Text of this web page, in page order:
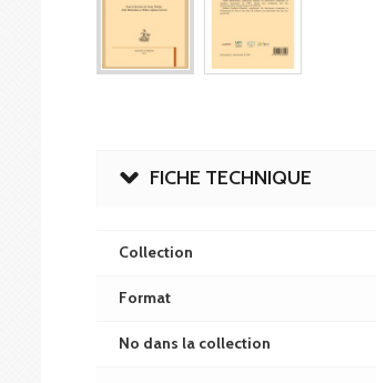
FICHE TECHNIQUE
Collection
Format
No dans la collection